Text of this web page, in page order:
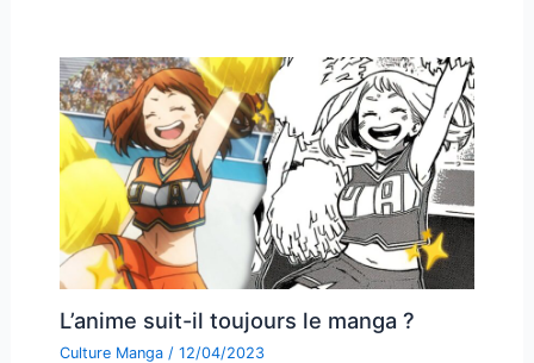
L’anime suit-il toujours le manga ?
Culture Manga/ 12/04/2023